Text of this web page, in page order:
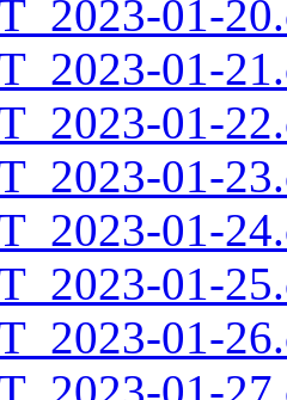
01-
01-
01-
01-
01-
01-
01-